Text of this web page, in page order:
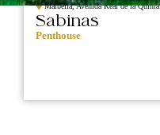
Marbella, Avenida Real de la Quinta
Sabinas
Penthouse